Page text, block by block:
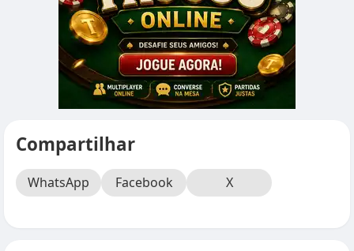
Compartilhar
WhatsApp Facebook X